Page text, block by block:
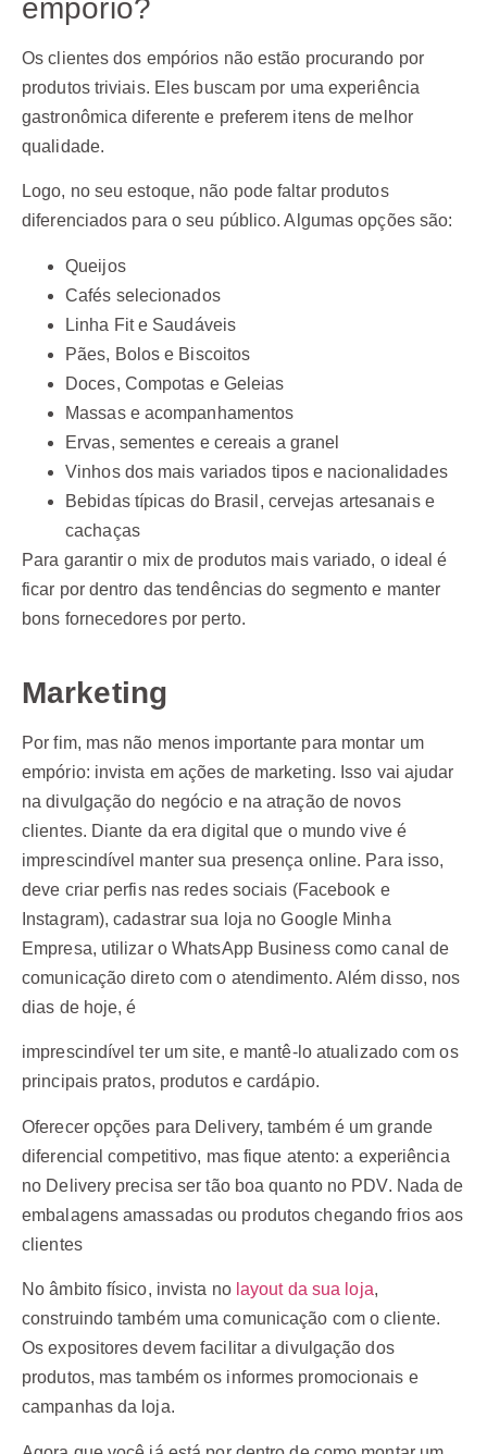
empório?
Os clientes dos empórios não estão procurando por
produtos triviais. Eles buscam por uma experiência
gastronômica diferente e preferem itens de melhor
qualidade.
Logo, no seu estoque, não pode faltar produtos
diferenciados para o seu público. Algumas opções são:
Queijos
Cafés selecionados
Linha Fit e Saudáveis
Pães, Bolos e Biscoitos
Doces, Compotas e Geleias
Massas e acompanhamentos
Ervas, sementes e cereais a granel
Vinhos dos mais variados tipos e nacionalidades
Bebidas típicas do Brasil, cervejas artesanais e
cachaças
Para garantir o mix de produtos mais variado, o ideal é
ficar por dentro das tendências do segmento e manter
bons fornecedores por perto.
Marketing
Por fim, mas não menos importante para montar um
empório: invista em ações de marketing. Isso vai ajudar
na divulgação do negócio e na atração de novos
clientes. Diante da era digital que o mundo vive é
imprescindível manter sua presença online. Para isso,
deve criar perfis nas redes sociais (Facebook e
Instagram), cadastrar sua loja no Google Minha
Empresa, utilizar o WhatsApp Business como canal de
comunicação direto com o atendimento. Além disso, nos
dias de hoje, é
imprescindível ter um site, e mantê-lo atualizado com os
principais pratos, produtos e cardápio.
Oferecer opções para Delivery, também é um grande
diferencial competitivo, mas fique atento: a experiência
no Delivery precisa ser tão boa quanto no PDV. Nada de
embalagens amassadas ou produtos chegando frios aos
clientes
No âmbito físico, invista nolayout da sua loja,
construindo também uma comunicação com o cliente.
Os expositores devem facilitar a divulgação dos
produtos, mas também os informes promocionais e
campanhas da loja.